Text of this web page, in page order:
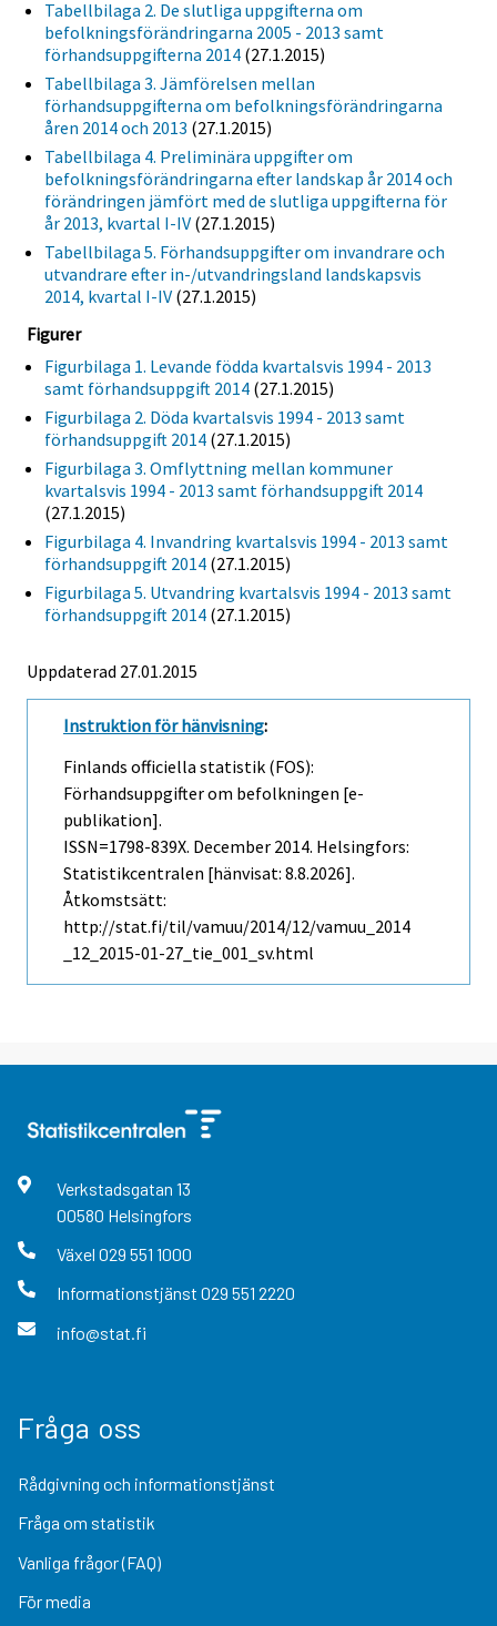
Tabellbilaga 2. De slutliga uppgifterna om
befolkningsförändringarna 2005 - 2013 samt
förhandsuppgifterna 2014 (27.1.2015)
Tabellbilaga 3. Jämförelsen mellan
förhandsuppgifterna om befolkningsförändringarna
åren 2014 och 2013 (27.1.2015)
Tabellbilaga 4. Preliminära uppgifter om
befolkningsförändringarna efter landskap år 2014 och
förändringen jämfört med de slutliga uppgifterna för
år 2013, kvartal I-IV (27.1.2015)
Tabellbilaga 5. Förhandsuppgifter om invandrare och
utvandrare efter in-/utvandringsland landskapsvis
2014, kvartal I-IV (27.1.2015)
Figurer
Figurbilaga 1. Levande födda kvartalsvis 1994 - 2013
samt förhandsuppgift 2014 (27.1.2015)
Figurbilaga 2. Döda kvartalsvis 1994 - 2013 samt
förhandsuppgift 2014 (27.1.2015)
Figurbilaga 3. Omflyttning mellan kommuner
kvartalsvis 1994 - 2013 samt förhandsuppgift 2014
(27.1.2015)
Figurbilaga 4. Invandring kvartalsvis 1994 - 2013 samt
förhandsuppgift 2014 (27.1.2015)
Figurbilaga 5. Utvandring kvartalsvis 1994 - 2013 samt
förhandsuppgift 2014 (27.1.2015)
Uppdaterad 27.01.2015
Instruktion för hänvisning:
Finlands officiella statistik (FOS):
Förhandsuppgifter om befolkningen [e-
publikation].
ISSN=1798-839X. December 2014. Helsingfors:
Statistikcentralen [hänvisat: 8.8.2026].
Åtkomstsätt:
http://stat.fi/til/vamuu/2014/12/vamuu_2014
_12_2015-01-27_tie_001_sv.html
Verkstadsgatan 13
00580 Helsingfors
Växel 029 551 1000
Informationstjänst 029 551 2220
info@stat.fi
Fråga oss
Rådgivning och informationstjänst
Fråga om statistik
Vanliga frågor (FAQ)
För media